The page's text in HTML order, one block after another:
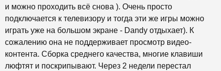
и можно проходить всё снова ). Очень просто
подключается к телевизору и тогда эти же игры можно
играть уже на большом экране - Dandy отдыхает). К
сожалению она не поддерживает просмотр видео-
контента. Сборка среднего качества, многие клавиши
люфтят и поскрипывают. Через 2 недели перестал